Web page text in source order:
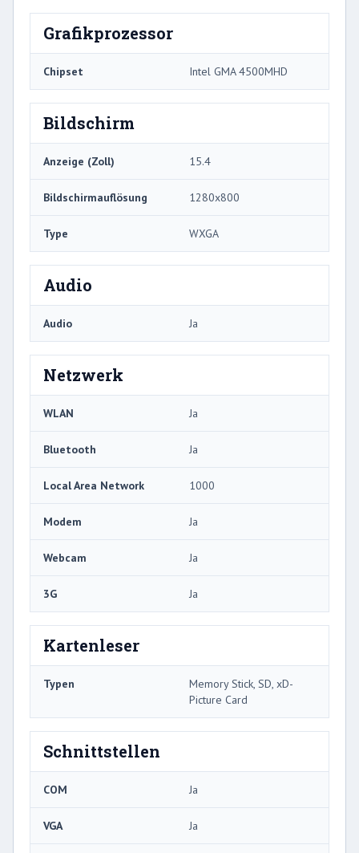
Grafikprozessor
Chipset Intel GMA 4500MHD
Bildschirm
Anzeige (Zoll) 15.4
Bildschirmauflösung 1280x800
Type WXGA
Audio
Audio Ja
Netzwerk
WLAN Ja
Bluetooth Ja
Local Area Network 1000
Modem Ja
Webcam Ja
3G Ja
Kartenleser
Typen
Memory Stick, SD, xD-
Picture Card
Schnittstellen
COM Ja
VGA Ja